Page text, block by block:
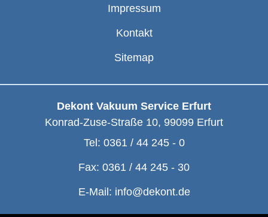
Impressum
Kontakt
Sitemap
Dekont Vakuum Service Erfurt
Konrad-Zuse-Straße 10, 99099 Erfurt
Tel: 0361 / 44 245 - 0
Fax: 0361 / 44 245 - 30
E-Mail: info@dekont.de